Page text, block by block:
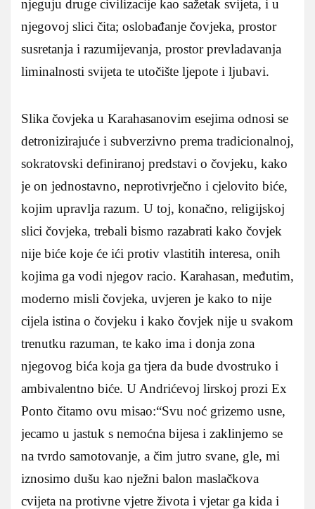
njeguju druge civilizacije kao sažetak svijeta, i u
njegovoj slici čita; oslobađanje čovjeka, prostor
susretanja i razumijevanja, prostor prevladavanja
liminalnosti svijeta te utočište ljepote i ljubavi.
Slika čovjeka u Karahasanovim esejima odnosi se
detronizirajuće i subverzivno prema tradicionalnoj,
sokratovski definiranoj predstavi o čovjeku, kako
je on jednostavno, neprotivrječno i cjelovito biće,
kojim upravlja razum. U toj, konačno, religijskoj
slici čovjeka, trebali bismo razabrati kako čovjek
nije biće koje će ići protiv vlastitih interesa, onih
kojima ga vodi njegov racio. Karahasan, međutim,
moderno misli čovjeka, uvjeren je kako to nije
cijela istina o čovjeku i kako čovjek nije u svakom
trenutku razuman, te kako ima i donja zona
njegovog bića koja ga tjera da bude dvostruko i
ambivalentno biće. U Andrićevoj lirskoj prozi Ex
Ponto čitamo ovu misao:“Svu noć grizemo usne,
jecamo u jastuk s nemoćna bijesa i zaklinjemo se
na tvrdo samotovanje, a čim jutro svane, gle, mi
iznosimo dušu kao nježni balon maslačkova
cvijeta na protivne vjetre života i vjetar ga kida i